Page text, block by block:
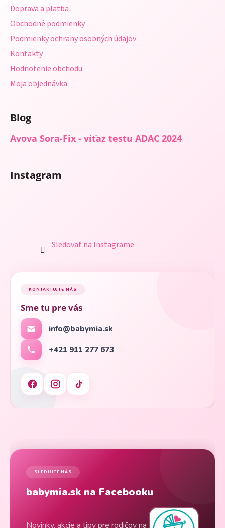
Doprava a platba
Obchodné podmienky
Podmienky ochrany osobných údajov
Kontakty
Hodnotenie obchodu
Moja objednávka
Blog
Avova Sora-Fix - víťaz testu ADAC 2024
Instagram
Sledovať na Instagrame
KONTAKTUJTE NÁS
Sme tu pre vás
info@babymia.sk
+421 911 277 673
SLEDUJTE NÁS
babymia.sk na Facebooku
Novinky, akcie a tipy pre rodičov na